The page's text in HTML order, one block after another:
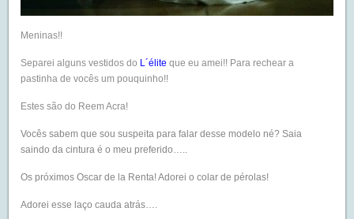
Meninas!!
Separei alguns vestidos do L´élite que eu amei!! Para rechear a
pastinha de vocês um pouquinho!!
Estes são do Reem Acra!
Vocês sabem que sou suspeita para falar desse modelo né? Saia
saindo da cintura é o meu preferido…..
Os próximos Oscar de la Renta! Adorei o colar de pérolas!
Adorei esse laço cauda atrás….